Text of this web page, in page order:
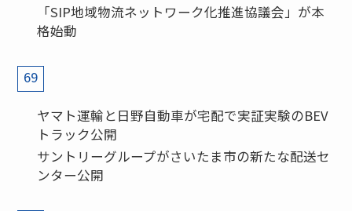
「SIP地域物流ネットワーク化推進協議会」が本
格始動
69
ヤマト運輸と日野自動車が宅配で実証実験のBEV
トラック公開
サントリーグループがさいたま市の新たな配送セ
ンター公開